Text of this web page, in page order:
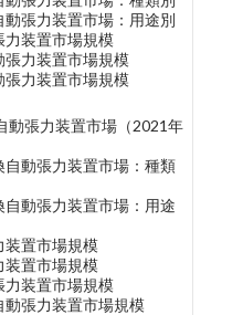
張力装置市場：用途別
力装置市場規模
張力装置市場規模
張力装置市場規模
動張力装置市場（2021年
動張力装置市場：種類
動張力装置市場：用途
装置市場規模
装置市場規模
力装置市場規模
動張力装置市場規模